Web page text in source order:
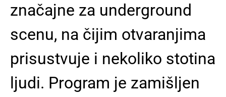
značajne za underground
scenu, na čijim otvaranjima
prisustvuje i nekoliko stotina
ljudi. Program je zamišljen